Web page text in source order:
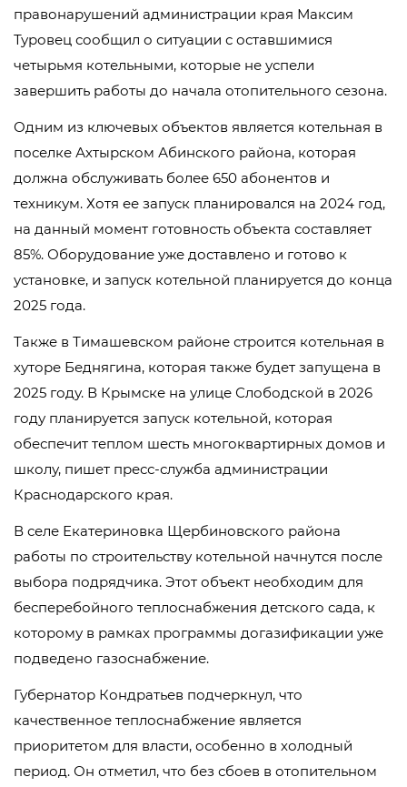
правонарушений администрации края Максим
Туровец сообщил о ситуации с оставшимися
четырьмя котельными, которые не успели
завершить работы до начала отопительного сезона.
Одним из ключевых объектов является котельная в
поселке Ахтырском Абинского района, которая
должна обслуживать более 650 абонентов и
техникум. Хотя ее запуск планировался на 2024 год,
на данный момент готовность объекта составляет
85%. Оборудование уже доставлено и готово к
установке, и запуск котельной планируется до конца
2025 года.
Также в Тимашевском районе строится котельная в
хуторе Беднягина, которая также будет запущена в
2025 году. В Крымске на улице Слободской в 2026
году планируется запуск котельной, которая
обеспечит теплом шесть многоквартирных домов и
школу, пишет пресс-служба администрации
Краснодарского края.
В селе Екатериновка Щербиновского района
работы по строительству котельной начнутся после
выбора подрядчика. Этот объект необходим для
бесперебойного теплоснабжения детского сада, к
которому в рамках программы догазификации уже
подведено газоснабжение.
Губернатор Кондратьев подчеркнул, что
качественное теплоснабжение является
приоритетом для власти, особенно в холодный
период. Он отметил, что без сбоев в отопительном